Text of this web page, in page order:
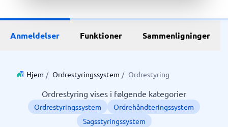
Anmeldelser Funktioner Sammenligninger
Hjem / Ordrestyringssystem / Ordrestyring
Ordrestyring vises i følgende kategorier
Ordrestyringssystem
Ordrehåndteringssystem
Sagsstyringssystem